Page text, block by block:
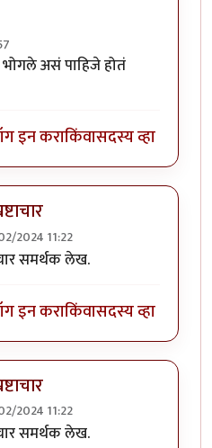
.... !byचौथा कोनाडा
असं पाहिजे होतं
इन कराकिंवासदस्य व्हा
2024 11:22
हा .... !byचौथा कोनाडा
समर्थक लेख.
इन कराकिंवासदस्य व्हा
2024 11:22
हा .... !byचौथा कोनाडा
समर्थक लेख.